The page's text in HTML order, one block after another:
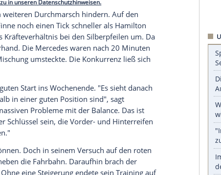
Kurs die schnellste Rundenzeit. Auf den weichen
Minuten. Damit schiebt sich der Weltmeister
SpaniengewannHamiltondie letzten vier Ausgaben,
unserer Redaktion eingebundenen Inhalt von Glomex GmbH
anzeigen lassen und auch wieder deaktivieren.
Inhalte angezeigt werden. Damit können personenbezogene
Mehr dazu in unseren Datenschutzhinweisen.